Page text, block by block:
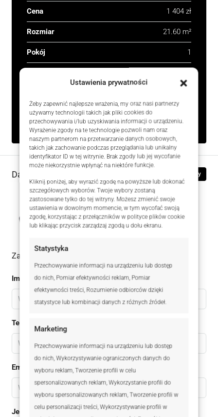
Ustawienia prywatności
Żeby zapewnić najlepsze wrażenia, my oraz nasi partnerzy
używamy technologii takich jak pliki cookies do
przechowywania i/lub uzyskiwania informacji o urządzeniu.
Wyrażenie zgody na te technologie pozwoli nam oraz
naszym partnerom na przetwarzanie danych osobowych,
takich jak zachowanie podczas przeglądania lub unikalny
identyfikator ID w tej witrynie. Brak zgody lub jej wycofanie
może niekorzystnie wpłynąć na niektóre funkcje.
Kliknij poniżej, aby wyrazić zgodę na powyższe lub dokonać
szczegółowych wyborów. Twoje wybory zostaną
zastosowane tylko do tej witryny. Możesz zmienić swoje
ustawienia w dowolnym momencie, w tym wycofać swoją
zgodę, korzystając z przełączników w polityce plików cookie
lub klikając przycisk zarządzaj zgodą u dołu ekranu.
Statystyka
Przechowywanie informacji na urządzeniu lub dostęp
do nich, Pomiar efektywności reklam, Pomiar
efektywności treści, Rozumienie odbiorców dzięki
statystyce lub kombinacji danych z różnych źródeł.
Marketing
Przechowywanie informacji na urządzeniu lub dostęp
do nich, Wykorzystywanie ograniczonych danych do
wyboru reklam, Tworzenie profili w celu
spersonalizowanych reklam, Wykorzystanie profili do
wyboru spersonalizowanych reklam, Tworzenie profili w
celu personalizacji treści, Wykorzystywanie profili w
Cena 1 404 zł
Rozmiar 21.60 m²
Pokój 1
Nieruchomości
Rodzaj Na wynajem
Dane kontaktowe Zobacz oferty
Dariusz Michalski
+48 723 870 598
Zadaj pytanie do oferty
Imię
Telefon
Email
Jestem